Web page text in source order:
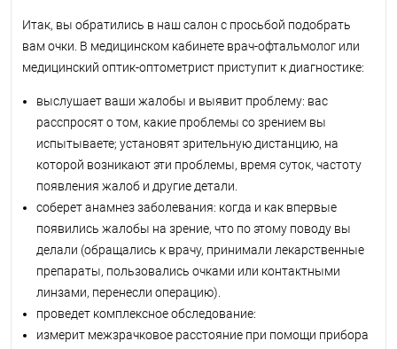
Итак, вы обратились в наш салон с просьбой подобрать
вам очки. В медицинском кабинете врач-офтальмолог или
медицинский оптик-оптометрист приступит к диагностике:
выслушает ваши жалобы и выявит проблему: вас
расспросят о том, какие проблемы со зрением вы
испытываете; установят зрительную дистанцию, на
которой возникают эти проблемы, время суток, частоту
появления жалоб и другие детали.
соберет анамнез заболевания: когда и как впервые
появились жалобы на зрение, что по этому поводу вы
делали (обращались к врачу, принимали лекарственные
препараты, пользовались очками или контактными
линзами, перенесли операцию).
проведет комплексное обследование:
измерит межзрачковое расстояние при помощи прибора